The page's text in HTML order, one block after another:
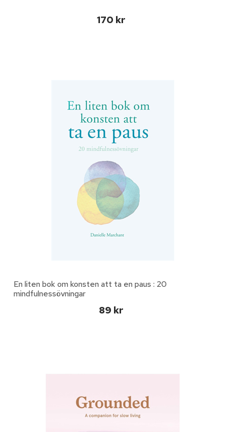
170 kr
En liten bok om konsten att ta en paus : 20
mindfulnessövningar
89 kr